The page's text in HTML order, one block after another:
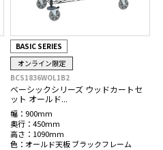
BASIC SERIES
オンライン限定
BCS1836WOL1B2
ベーシックシリーズ ウッドカートセ
ット オールド...
幅： 900mm
奥行： 450mm
高さ： 1090mm
色： オールド天板 ブラックフレーム